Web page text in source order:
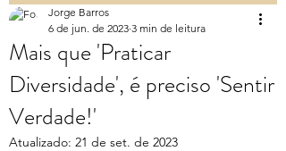
Mais que 'Praticar
Diversidade', é preciso 'Sentir
Verdade!'
Jorge Barros
6 de jun. de 2023 3 min de leitura
Atualizado: 21 de set. de 2023